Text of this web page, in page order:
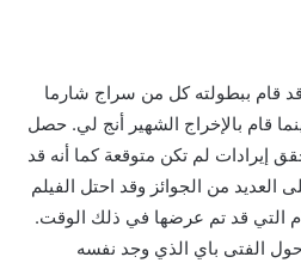
قام ببطولته كل من سراج شارما
قام بالإخراج الشهير أنج لي. حصل
إيرادات لم تكن متوقعة كما أنه قد
من الجوائز وقد احتل الفيلم
التي قد تم عرضها في ذلك الوقت.
الفتى باي الذي وجد نفسه